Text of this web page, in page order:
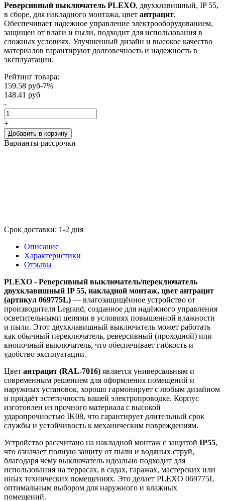
Реверсивный выключатель PLEXO, двухклавишный, IP 55,
в сборе, для накладного монтажа, цвет антрацит.
Обеспечивает надежное управление электрооборудованием,
защищен от влаги и пыли, подходит для использования в
сложных условиях. Улучшенный дизайн и высокое качество
материалов гарантируют долговечность и надежность в
эксплуатации.
Рейтинг товара:
159.58 руб-7%
148.41 руб
-
+
Добавить в корзину
Варианты рассрочки
Срок доставки: 1-2 дня
Описание
Характеристики
Отзывы
PLEXO - Реверсивный выключатель/переключатель
двухклавишный IP 55, накладной монтаж, цвет антрацит
(артикул 069775L) — влагозащищённое устройство от
производителя Legrand, созданное для надёжного управления
осветительными цепями в условиях повышенной влажности
и пыли. Этот двухклавишный выключатель может работать
как обычный переключатель, реверсивный (проходной) или
кнопочный выключатель, что обеспечивает гибкость и
удобство эксплуатации.
Цвет антрацит (RAL-7016) является универсальным и
современным решением для оформления помещений и
наружных установок, хорошо гармонирует с любым дизайном
и придаёт эстетичность вашей электропроводке. Корпус
изготовлен из прочного материала с высокой
ударопрочностью IK08, что гарантирует длительный срок
службы и устойчивость к механическим повреждениям.
Устройство рассчитано на накладной монтаж с защитой IP55,
что означает полную защиту от пыли и водяных струй,
благодаря чему выключатель идеально подходит для
использования на террасах, в садах, гаражах, мастерских или
иных технических помещениях. Это делает PLEXO 069775L
оптимальным выбором для наружного и влажных
помещений.